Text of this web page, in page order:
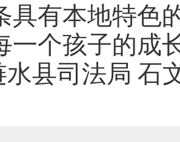
具有本地特色
一个孩子的成
水县司法局 石